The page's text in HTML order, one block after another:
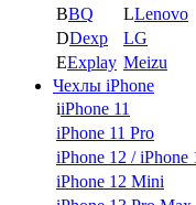
BBQ LLenovo
DDexp LG
EExplay Meizu
Чехлы iPhone
iiPhone 11
iPhone 11 Pro
iPhone 12 / iPhone
iPhone 12 Mini